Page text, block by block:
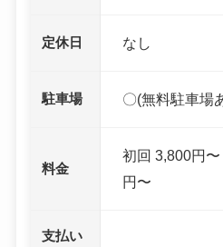
定休日 なし
駐車場 〇(無料駐車場
料金
初回 3,800円
円〜
支払い